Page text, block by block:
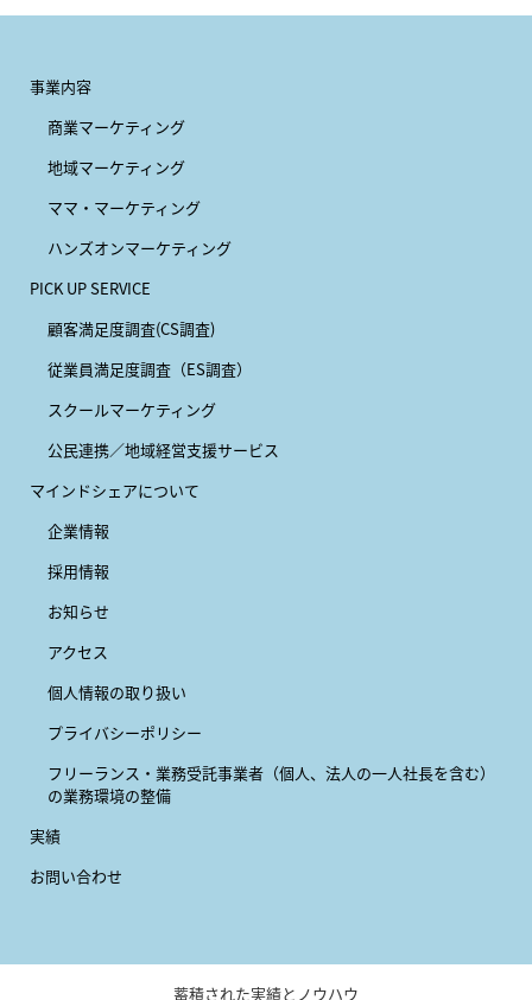
事業内容
商業マーケティング
地域マーケティング
ママ・マーケティング
ハンズオンマーケティング
PICK UP SERVICE
顧客満足度調査(CS調査)
従業員満足度調査（ES調査）
スクールマーケティング
公民連携／地域経営支援サービス
マインドシェアについて
企業情報
採用情報
お知らせ
アクセス
個人情報の取り扱い
プライバシーポリシー
フリーランス・業務受託事業者 （個人、法人の一人社長を含む）
の業務環境の整備
実績
お問い合わせ
蓄積された実績とノウハウ